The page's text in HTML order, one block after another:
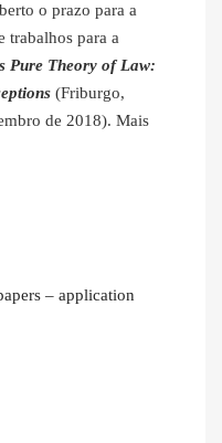
o prazo para a
trabalhos para a
Pure Theory of Law:
(Friburgo,
de 2018). Mais
– application